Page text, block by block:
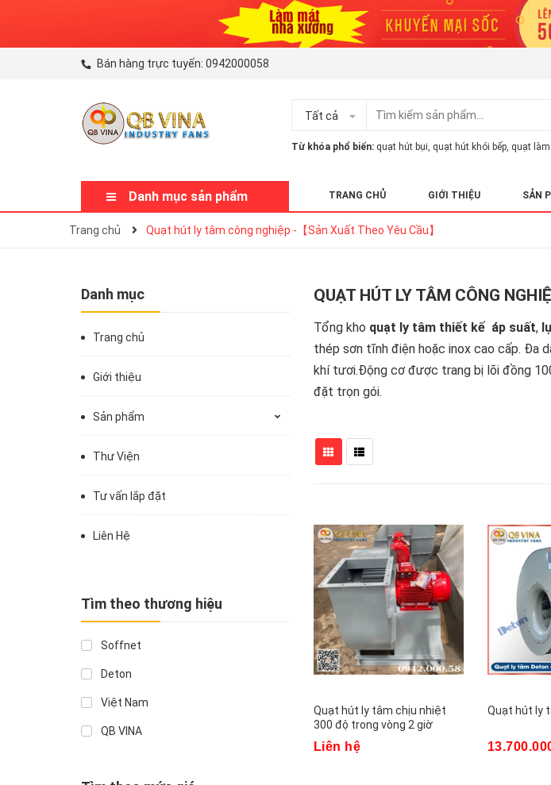
Bán hàng trực tuyến: 0942000058
Tất cả
Từ khóa phổ biến: quạt hút bụi quạt hút khói bếp quạt
Danh mục sản phẩm TRANG CHỦ GIỚI THIỆU SẢN
Trang chủ Quạt hút ly tâm công nghiệp -【Sản Xuất Theo Yêu Cầu】
Danh mục
Trang chủ
Giới thiệu
Sản phẩm
Thư Viện
Tư vấn lắp đặt
Liên Hệ
Tìm theo thương hiệu
Soffnet
Deton
Việt Nam
QB VINA
QUẠT HÚT LY TÂM CÔNG
Tổng kho quạt ly tâm thiết kế áp suất,
thép sơn tĩnh điện hoặc inox cao cấp. Đa
khí tươi.Động cơ được trang bị lõi đồng
đặt trọn gói.
Quạt hút ly tâm chịu nhiệt
300 độ trong vòng 2 giờ
Liên hệ
Quạt hút ly